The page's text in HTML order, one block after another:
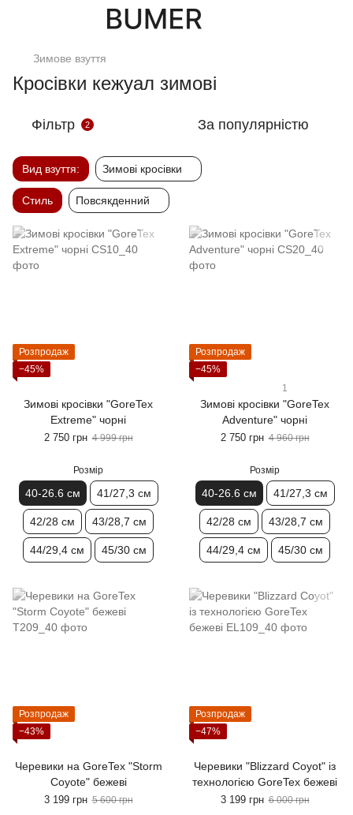
Зимове взуття
Кросівки кежуал зимові
Фільтр 2 За популярністю
Вид взуття: Зимові кросівки
Стиль Повсякденний
Розпродаж
−45%
Зимові кросівки "GoreTex
Extreme" чорні
2 750 грн 4 999 грн
Розмір
40-26.6 см 41/27,3 см
42/28 см 43/28,7 см
44/29,4 см 45/30 см
Розпродаж
−45%
1
Зимові кросівки "GoreTex
Adventure" чорні
2 750 грн 4 960 грн
Розмір
40-26.6 см 41/27,3 см
42/28 см 43/28,7 см
44/29,4 см 45/30 см
Розпродаж
−43%
Черевики на GoreTex "Storm
Coyote" бежеві
3 199 грн 5 600 грн
Розпродаж
−47%
Черевики "Blizzard Coyot" із
технологією GoreTex бежеві
3 199 грн 6 000 грн